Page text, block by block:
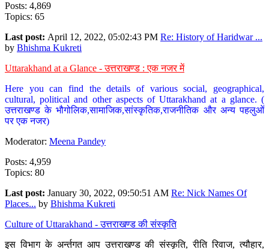
Posts: 4,869
Topics: 65
Last post: April 12, 2022, 05:02:43 PM Re: History of Haridwar ...
by Bhishma Kukreti
Uttarakhand at a Glance - उत्तराखण्ड : एक नजर में
Here you can find the details of various social, geographical,
cultural, political and other aspects of Uttarakhand at a glance. (
उत्तराखण्ड के भौगोलिक,सामाजिक,सांस्कृतिक,राजनीतिक और अन्य पहलुओं
पर एक नजर)
Moderator: Meena Pandey
Posts: 4,959
Topics: 80
Last post: January 30, 2022, 09:50:51 AM Re: Nick Names Of
Places... by Bhishma Kukreti
Culture of Uttarakhand - उत्तराखण्ड की संस्कृति
इस विभाग के अर्न्तगत आप उत्तराखण्ड की संस्कृति, रीति रिवाज, त्यौहार,